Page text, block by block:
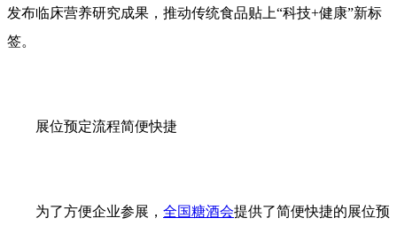
发布临床营养研究成果，推动传统食品贴上“科技+健康”新标
签。
展位预定流程简便快捷
为了方便企业参展， 全国糖酒会提供了简便快捷的展位预